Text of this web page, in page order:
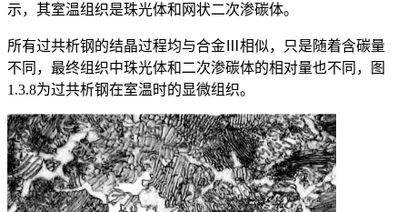
示，其室温组织是珠光体和网状二次渗碳体。
所有过共析钢的结晶过程均与合金Ⅲ相似，只是随着含碳量
不同，最终组织中珠光体和二次渗碳体的相对量也不同，图
1.3.8为过共析钢在室温时的显微组织。